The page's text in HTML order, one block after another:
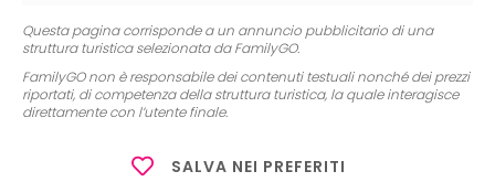
Questa pagina corrisponde a un annuncio pubblicitario di una
struttura turistica selezionata da FamilyGO.
FamilyGO non è responsabile dei contenuti testuali nonché dei prezzi
riportati, di competenza della struttura turistica, la quale interagisce
direttamente con l’utente finale.
SALVA NEI PREFERITI